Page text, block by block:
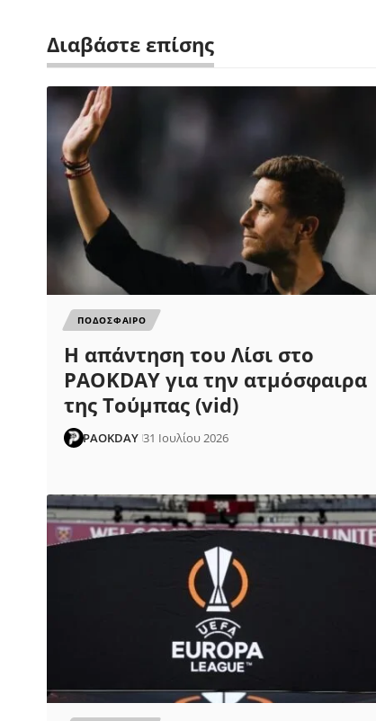
Διαβάστε επίσης
ΠΟΔΟΣΦΑΙΡΟ
Η απάντηση του Λίσι στο
PAOKDAY για την ατμόσφαιρα
της Τούμπας (vid)
PAOKDAY 31 Ιουλίου 2026